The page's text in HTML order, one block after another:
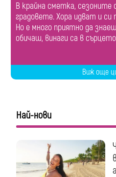
В крайна сметка,
градовете. Хора идват и
Но е много приятно да
обичаш, винаги са в
Виж още
Най-нови